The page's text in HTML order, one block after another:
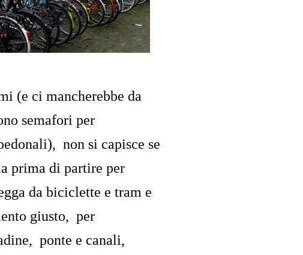
(e ci mancherebbe da
semafori per
non si capisce se
prima di partire per
da biciclette e tram e
giusto, per
ponte e canali,